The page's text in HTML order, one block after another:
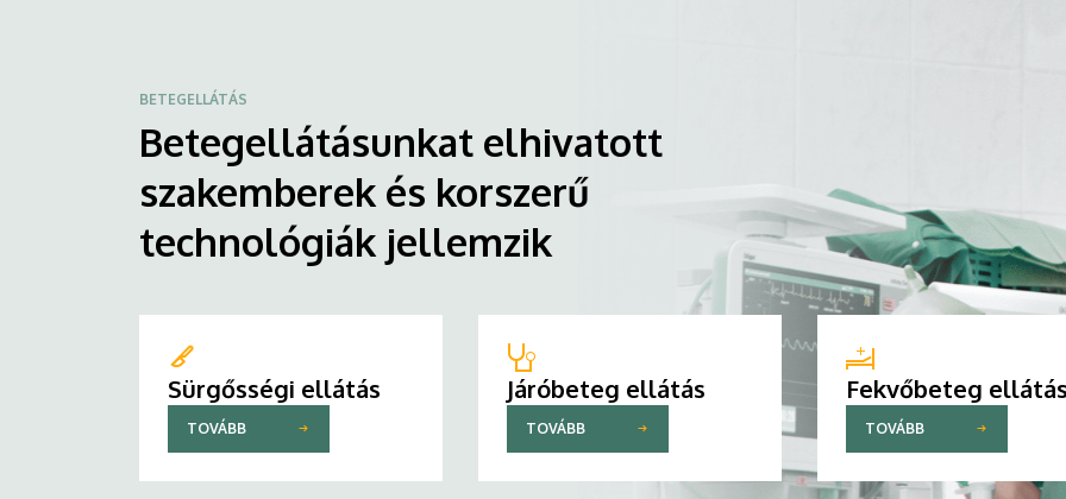
BETEGELLÁTÁS
Betegellátásunkat elhivatott
szakemberek és korszerű
technológiák jellemzik
Sürgősségi ellátás
TOVÁBB
Járóbeteg ellátás
TOVÁBB
Fekvőbeteg
TOVÁBB